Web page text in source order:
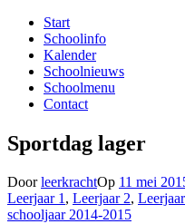
VBS de Sterrenboom
Gotstraat 1A, 9790 Wortegem-
Start
Schoolinfo
Kalender
Schoolnieuws
Schoolmenu
Contact
Sportdag lager
DoorleerkrachtOp 11 mei
Leerjaar 1 , Leerjaar 2,
schooljaar 2014-2015